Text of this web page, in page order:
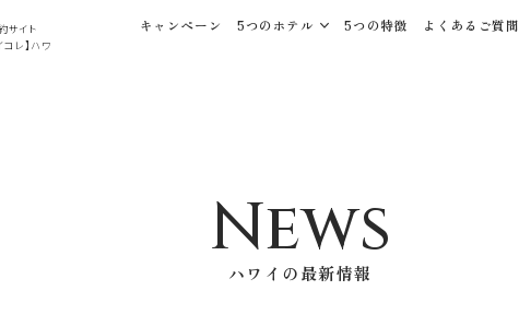
サイト
レ】ハワ
キャンペーン 5つのホテル 5つの特徴 よくあるご質問
News
ハワイの最新情報